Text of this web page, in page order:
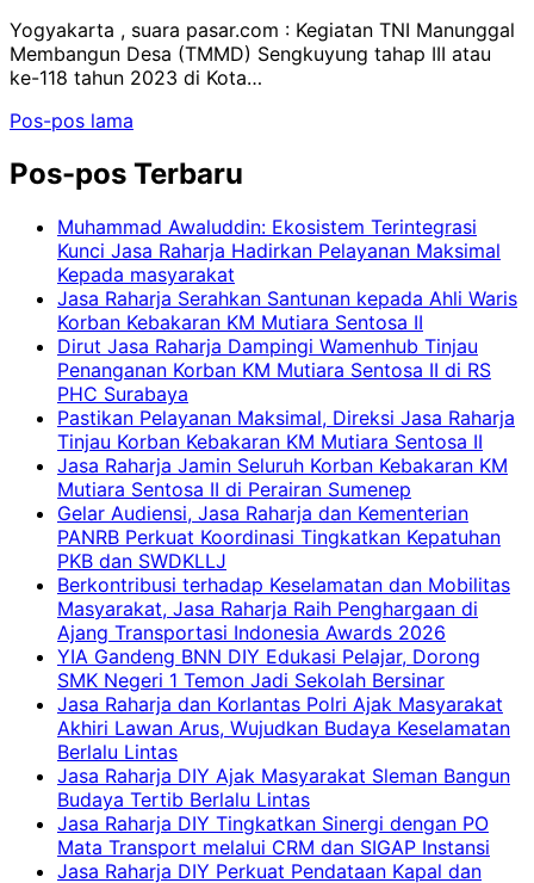
Yogyakarta , suara pasar.com : Kegiatan TNI Manunggal
Membangun Desa (TMMD) Sengkuyung tahap III atau
ke-118 tahun 2023 di Kota…
Navigasi
pos
Pos-pos lama
Pos-pos Terbaru
Muhammad Awaluddin: Ekosistem Terintegrasi
Kunci Jasa Raharja Hadirkan Pelayanan Maksimal
Kepada masyarakat
Jasa Raharja Serahkan Santunan kepada Ahli Waris
Korban Kebakaran KM Mutiara Sentosa II
Dirut Jasa Raharja Dampingi Wamenhub Tinjau
Penanganan Korban KM Mutiara Sentosa II di RS
PHC Surabaya
Pastikan Pelayanan Maksimal, Direksi Jasa Raharja
Tinjau Korban Kebakaran KM Mutiara Sentosa II
Jasa Raharja Jamin Seluruh Korban Kebakaran KM
Mutiara Sentosa II di Perairan Sumenep
Gelar Audiensi, Jasa Raharja dan Kementerian
PANRB Perkuat Koordinasi Tingkatkan Kepatuhan
PKB dan SWDKLLJ
Berkontribusi terhadap Keselamatan dan Mobilitas
Masyarakat, Jasa Raharja Raih Penghargaan di
Ajang Transportasi Indonesia Awards 2026
YIA Gandeng BNN DIY Edukasi Pelajar, Dorong
SMK Negeri 1 Temon Jadi Sekolah Bersinar
Jasa Raharja dan Korlantas Polri Ajak Masyarakat
Akhiri Lawan Arus, Wujudkan Budaya Keselamatan
Berlalu Lintas
Jasa Raharja DIY Ajak Masyarakat Sleman Bangun
Budaya Tertib Berlalu Lintas
Jasa Raharja DIY Tingkatkan Sinergi dengan PO
Mata Transport melalui CRM dan SIGAP Instansi
Jasa Raharja DIY Perkuat Pendataan Kapal dan